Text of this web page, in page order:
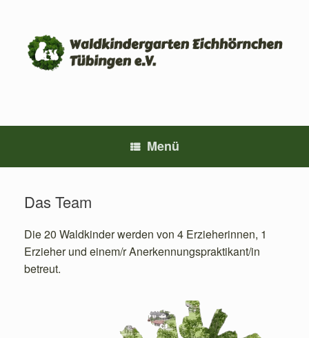
Menü
Das Team
Die 20 Waldkinder werden von 4 Erzieherinnen, 1
Erzieher und einem/r Anerkennungspraktikant/in
betreut.